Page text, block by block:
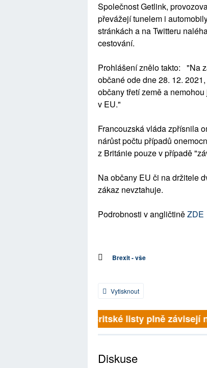
Společnost Getlink,
převážejí tunelem i
stránkách a na Twitteru
cestování.
Prohlášení znělo takto: "Na
občané ode dne 28. 12.
občany třetí země a
v EU."
Francouzská vláda zpřísnila
nárůst počtu případů
z Británie pouze v případě
Na občany EU či na držitele
zákaz nevztahuje.
Podrobnosti v angličtiněZDE
Brexit - vše
Vytisknout
Britské listy plně
Diskuse